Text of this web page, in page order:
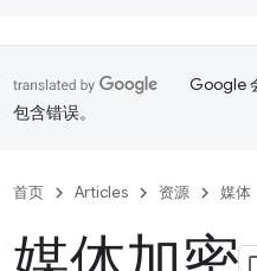
Google
包含错误。
首页 Articles 资源 媒体